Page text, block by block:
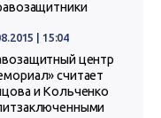
| 15:04
центр
считает
и Кольченко